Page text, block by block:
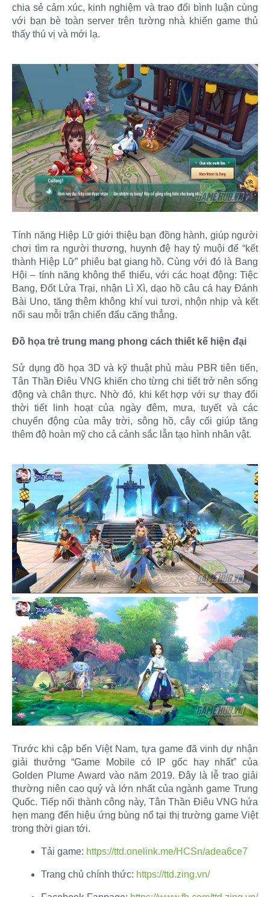
chia sẻ cảm xúc, kinh nghiệm và trao đổi bình luận cùng
với bạn bè toàn server trên tường nhà khiến game thủ
thấy thú vị và mới lạ.
Tính năng Hiệp Lữ giới thiệu bạn đồng hành, giúp người
chơi tìm ra người thương, huynh đệ hay tỷ muội để “kết
thành Hiệp Lữ” phiêu bạt giang hồ. Cùng với đó là Bang
Hội – tính năng không thể thiếu, với các hoạt động: Tiệc
Bang, Đốt Lửa Trại, nhận Lì Xì, dạo hồ câu cá hay Đánh
Bài Uno, tăng thêm không khí vui tươi, nhộn nhịp và kết
nối sau mỗi trận chiến đấu căng thẳng.
Đồ họa trẻ trung mang phong cách thiết kế hiện đại
Sử dụng đồ họa 3D và kỹ thuật phủ màu PBR tiên tiến,
Tân Thần Điêu VNG khiến cho từng chi tiết trở nên sống
động và chân thực. Nhờ đó, khi kết hợp với sự thay đổi
thời tiết linh hoạt của ngày đêm, mưa, tuyết và các
chuyển động của mây trời, sông hồ, cây cối giúp tăng
thêm độ hoàn mỹ cho cả cảnh sắc lẫn tạo hình nhân vật.
Trước khi cập bến Việt Nam, tựa game đã vinh dự nhận
giải thưởng “Game Mobile có IP gốc hay nhất” của
Golden Plume Award vào năm 2019. Đây là lễ trao giải
thường niên cao quý và lớn nhất của ngành game Trung
Quốc. Tiếp nối thành công này, Tân Thần Điêu VNG hứa
hẹn mang đến hiệu ứng bùng nổ tại thị trường game Việt
trong thời gian tới.​
Tải game: https://ttd.onelink.me/HCSn/adea6ce7
Trang chủ chính thức: https://ttd.zing.vn/